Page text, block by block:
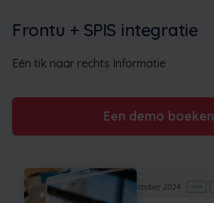
Frontu + SPIS integratie
Eén tik naar rechts Informatie
Een demo boeken